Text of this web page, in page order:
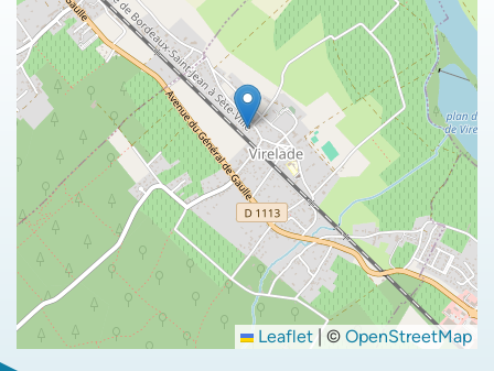
Leaflet | © OpenStreetMap